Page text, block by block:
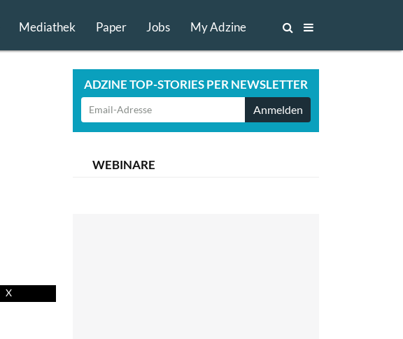
Mediathek Paper Jobs My Adzine
ADZINE TOP-STORIES PER NEWSLETTER
Anmelden
X
WEBINARE